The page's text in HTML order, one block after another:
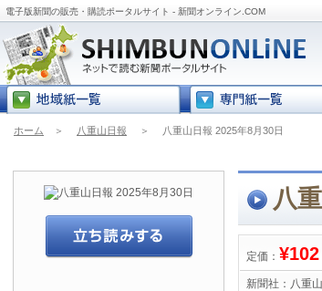
電子版新聞の販売・購読ポータルサイト - 新聞オンライン.COM
ホーム ＞ 八重山日報 ＞ 八重山日報 2025年8月30日
八
定価： ¥102
新聞社： 八重